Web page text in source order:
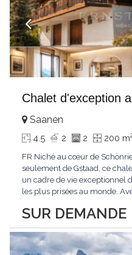
Chalet d'exception
SUR DEMANDE
Saanen
4.5 2 2 200 m
FR Niché au cœur de
seulement de Gstaad, ce
un cadre de vie exceptionnel
les plus prisées au monde.
situation dominante offrant
Gstaad et les sommets...